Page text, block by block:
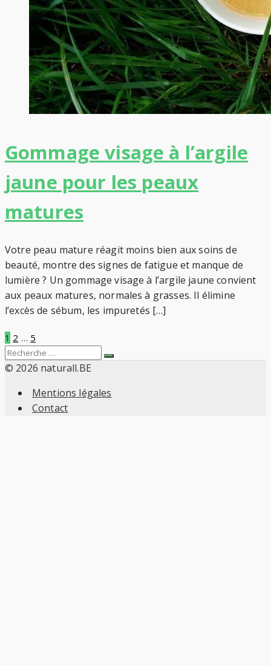
Gommage visage à l’argile
jaune pour les peaux
matures
Votre peau mature réagit moins bien aux soins de
beauté, montre des signes de fatigue et manque de
lumière ? Un gommage visage à l’argile jaune convient
aux peaux matures, normales à grasses. Il élimine
l’excès de sébum, les impuretés […]
Pagination
des
publications
1 2 … 5
Search
for:
Recherche
© 2026 naturall.BE
Mentions légales
Contact